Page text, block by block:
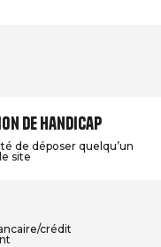
de handicap
de déposer quelqu’un
site
crédit